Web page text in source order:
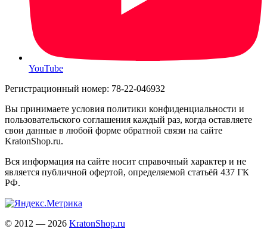
YouTube
Регистрационный номер: 78-22-046932
Вы принимаете условия политики конфиденциальности и
пользовательского соглашения каждый раз, когда оставляете
свои данные в любой форме обратной связи на сайте
KratonShop.ru.
Вся информация на сайте носит справочный характер и не
является публичной офертой, определяемой статьёй 437 ГК
РФ.
© 2012 — 2026 KratonShop.ru